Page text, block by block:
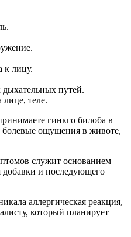
к лицу.
путей.
теле.
гинкго билоба в
болевые ощущения в животе,
служит основанием
добавки и последующего
аллергическая реакция,
который планирует